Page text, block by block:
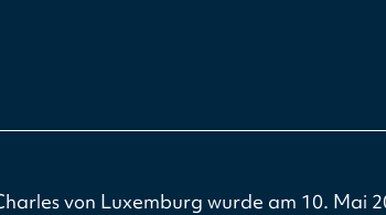
von Luxemburg wurde am 10. Mai